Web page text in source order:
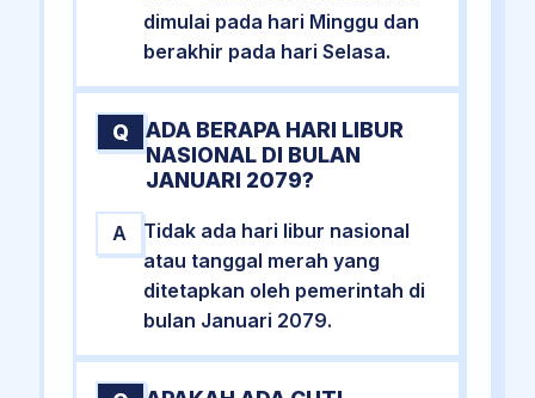
dimulai pada hari Minggu dan
berakhir pada hari Selasa.
Q
ADA BERAPA HARI LIBUR
NASIONAL DI BULAN
JANUARI 2079?
A
Tidak ada hari libur nasional
atau tanggal merah yang
ditetapkan oleh pemerintah di
bulan Januari 2079.